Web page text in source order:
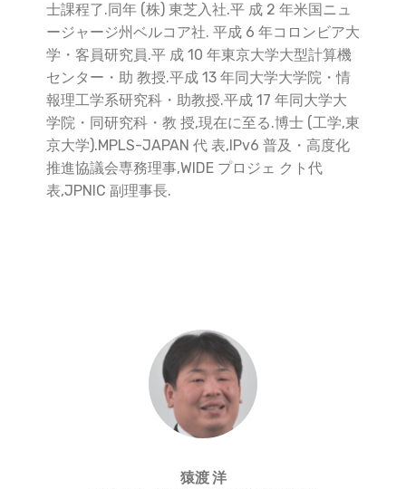
士課程了.同年 (株) 東芝入社.平 成 2 年米国ニュ
ージャージ州ベルコア社. 平成 6 年コロンビア大
学・客員研究員.平 成 10 年東京大学大型計算機
センター・助 教授.平成 13 年同大学大学院・情
報理工学系研究科・助教授.平成 17 年同大学大
学院・同研究科・教 授,現在に至る.博士 (工学,東
京大学).MPLS-JAPAN 代 表,IPv6 普及・高度化
推進協議会専務理事,WIDE プロジェ クト代
表,JPNIC 副理事長.
猿渡 洋